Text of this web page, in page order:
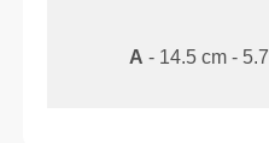
A - 14.5 cm -